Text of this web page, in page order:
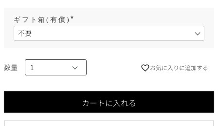
ギフト箱(有償)
(
須
お気に入りに追加する
数量
カートに入れる